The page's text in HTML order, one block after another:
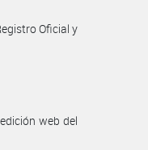
Oficial y
web del